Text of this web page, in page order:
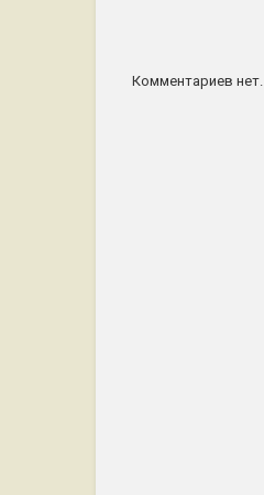
Комментариев нет.